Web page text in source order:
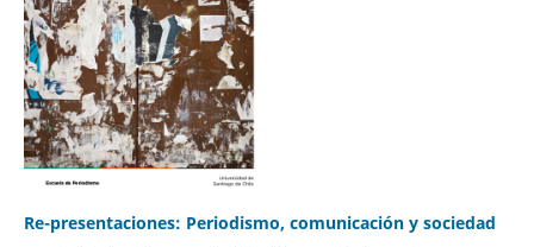
Re-presentaciones: Periodismo, comunicación y sociedad